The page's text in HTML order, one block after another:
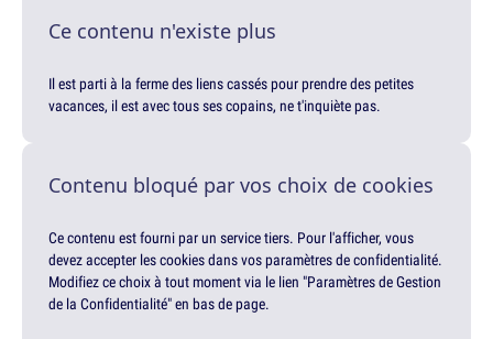
Ce contenu n'existe plus
Il est parti à la ferme des liens cassés pour prendre des petites
vacances, il est avec tous ses copains, ne t'inquiète pas.
Contenu bloqué par vos choix de cookies
Ce contenu est fourni par un service tiers. Pour l'afficher, vous
devez accepter les cookies dans vos paramètres de confidentialité.
Modifiez ce choix à tout moment via le lien "Paramètres de Gestion
de la Confidentialité" en bas de page.